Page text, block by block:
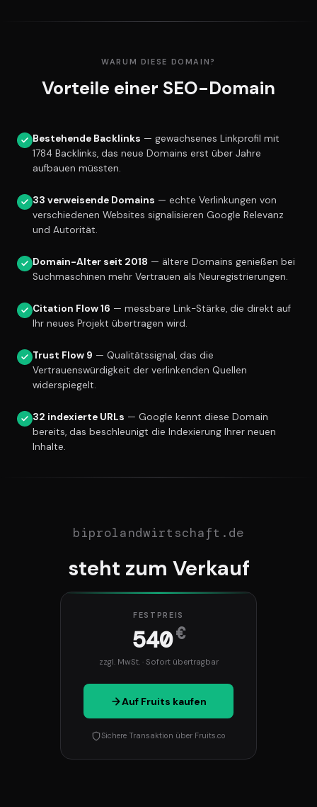
WARUM DIESE DOMAIN?
Vorteile einer SEO-Domain
Bestehende Backlinks — gewachsenes Linkprofil mit
1784 Backlinks, das neue Domains erst über Jahre
aufbauen müssten.
33 verweisende Domains — echte Verlinkungen von
verschiedenen Websites signalisieren Google Relevanz
und Autorität.
Domain-Alter seit 2018 — ältere Domains genießen bei
Suchmaschinen mehr Vertrauen als Neuregistrierungen.
Citation Flow 16 — messbare Link-Stärke, die direkt auf
Ihr neues Projekt übertragen wird.
Trust Flow 9 — Qualitätssignal, das die
Vertrauenswürdigkeit der verlinkenden Quellen
widerspiegelt.
32 indexierte URLs — Google kennt diese Domain
bereits, das beschleunigt die Indexierung Ihrer neuen
Inhalte.
biprolandwirtschaft.de
steht zum Verkauf
FESTPREIS
540€
zzgl. MwSt. · Sofort übertragbar
Auf Fruits kaufen
Sichere Transaktion über Fruits.co